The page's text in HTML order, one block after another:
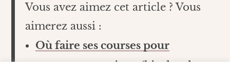
Vous avez aimez cet article ? Vous
aimerez aussi :
Où faire ses courses pour
consommer mieux (bio, local,